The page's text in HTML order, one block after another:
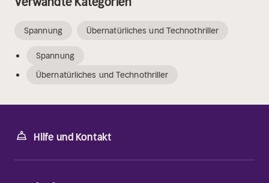
Spannung Übernatürliches und Technothriller
Spannung
Übernatürliches und Technothriller
Hilfe und Kontakt